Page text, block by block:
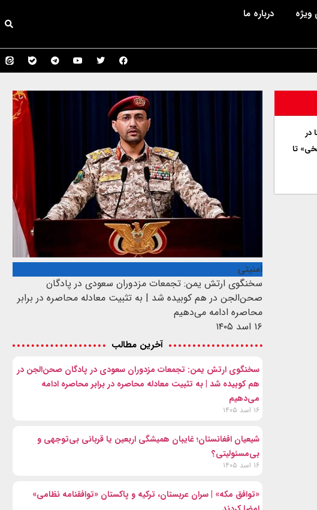
ویژه درباره ما
در
تا
امنیتی
سخنگوی ارتش یمن: تجمعات مزدوران سعودی در پادگان
صحن‌الجن در هم کوبیده شد | به تثبیت معادله محاصره در برابر
محاصره ادامه می‌دهیم
۱۶ اسد ۱۴۰۵
آخرین مطالب
سخنگوی ارتش یمن: تجمعات مزدوران سعودی در پادگان صحن‌الجن در
هم کوبیده شد | به تثبیت معادله محاصره در برابر محاصره ادامه
می‌دهیم
۱۶ اسد ۱۴۰۵
شیعیان افغانستان؛ غایبان همیشگی اربعین یا قربانی بی‌توجهی و
بی‌مسئولیتی؟
۱۶ اسد ۱۴۰۵
«توافق مکه» | سران عربستان، ترکیه و پاکستان «توافقنامه نظامی»